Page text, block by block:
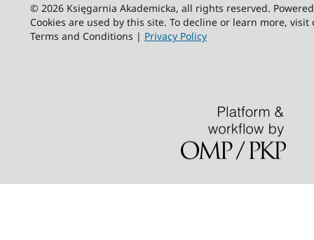
© 2026 Księgarnia Akademicka, all rights reserved.
Cookies are used by this site. To decline or learn more,
Terms and Conditions | Privacy Policy